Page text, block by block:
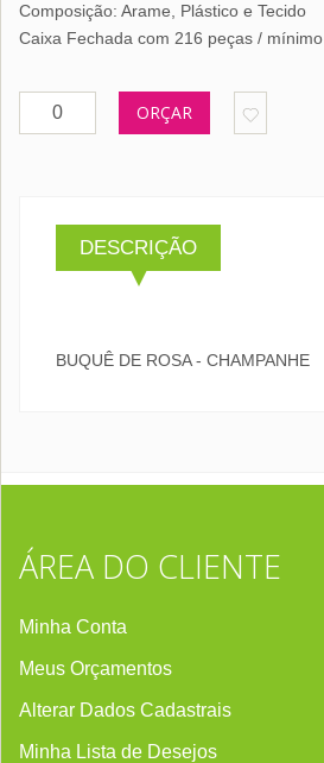
Composição: Arame, Plástico e Tecido
Caixa Fechada com 216 peças /
ORÇAR
DESCRIÇÃO
BUQUÊ DE ROSA - CHAMPANHE
ÁREA DO CLIENTE
Minha Conta
Meus Orçamentos
Alterar Dados Cadastrais
Minha Lista de Desejos